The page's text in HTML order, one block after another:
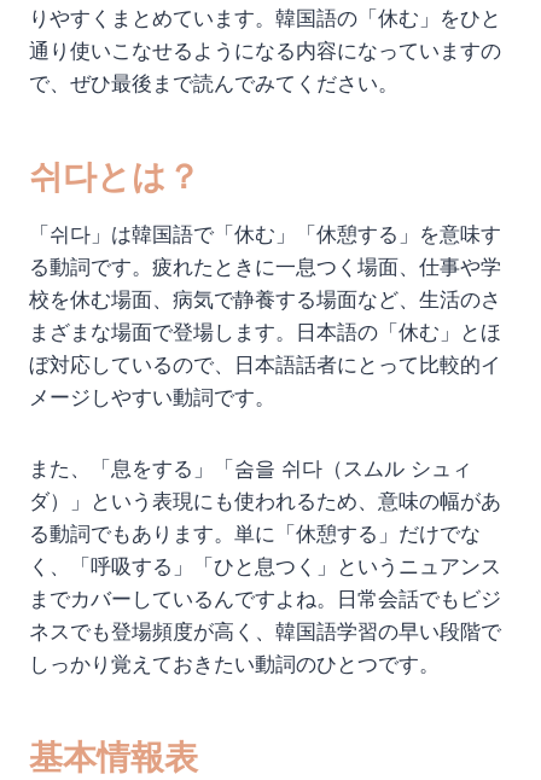
りやすくまとめています。韓国語の「休む」をひと
通り使いこなせるようになる内容になっていますの
で、ぜひ最後まで読んでみてください。
쉬다とは？
「쉬다」は韓国語で「休む」「休憩する」を意味す
る動詞です。疲れたときに一息つく場面、仕事や学
校を休む場面、病気で静養する場面など、生活のさ
まざまな場面で登場します。日本語の「休む」とほ
ぼ対応しているので、日本語話者にとって比較的イ
メージしやすい動詞です。
また、「息をする」「숨을 쉬다（スムル シュィ
ダ）」という表現にも使われるため、意味の幅があ
る動詞でもあります。単に「休憩する」だけでな
く、「呼吸する」「ひと息つく」というニュアンス
までカバーしているんですよね。日常会話でもビジ
ネスでも登場頻度が高く、韓国語学習の早い段階で
しっかり覚えておきたい動詞のひとつです。
基本情報表